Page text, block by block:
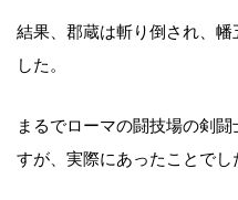
結果、郡蔵は斬り倒され、
した。
まるでローマの闘技場の剣
すが、実際にあったことでし